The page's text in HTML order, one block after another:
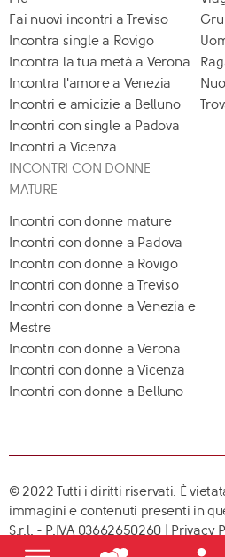
Fai nuovi incontri a Treviso
Incontra single a Rovigo
Incontra la tua metà a Verona
Incontra l'amore a Venezia
Incontri e amicizie a Belluno
Incontri con single a Padova
Incontri a Vicenza
INCONTRI CON DONNE
MATURE
Incontri con donne mature
Incontri con donne a Padova
Incontri con donne a Rovigo
Incontri con donne a Treviso
Incontri con donne a Venezia e
Mestre
Incontri con donne a Verona
Incontri con donne a Vicenza
Incontri con donne a Belluno
© 2022 Tutti i diritti riservati. È
immagini e contenuti presenti in
S.r.l. - P.IVA 03662650260 | Privacy